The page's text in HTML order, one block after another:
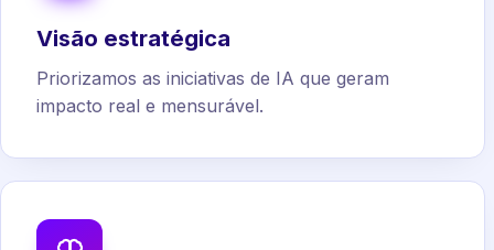
Visão estratégica
Priorizamos as iniciativas de IA que geram
impacto real e mensurável.